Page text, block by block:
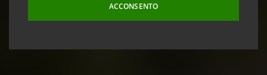
ACCONSENTO